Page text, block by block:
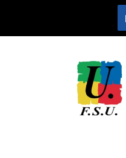
contenu